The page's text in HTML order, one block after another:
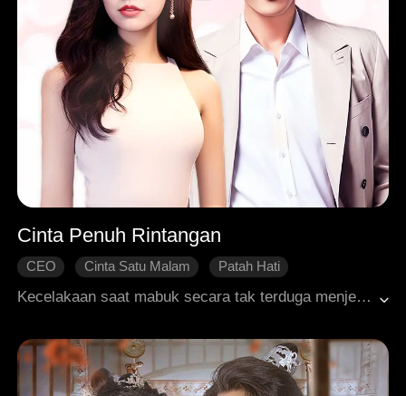
Cinta Penuh Rintangan
CEO Cinta Satu Malam
Patah Hati
Kecelakaan saat mabuk secara tak terduga menjeratnya dengan CEO masa depan.